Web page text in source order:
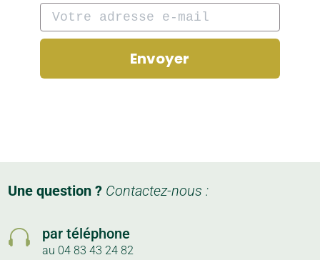
Envoyer
Une question ? Contactez-nous :
 par téléphone
au 04 83 43 24 82